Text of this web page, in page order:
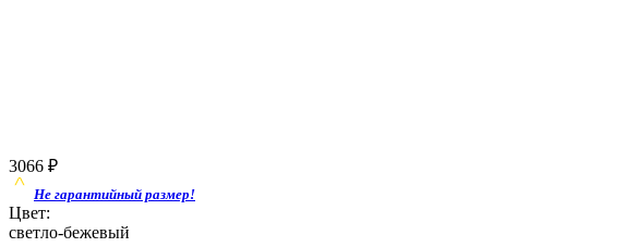
3066 ₽
Не гарантийный размер!
Цвет:
светло-бежевый